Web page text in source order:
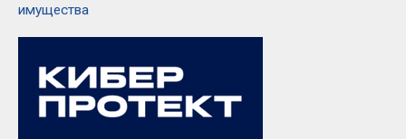
имущества